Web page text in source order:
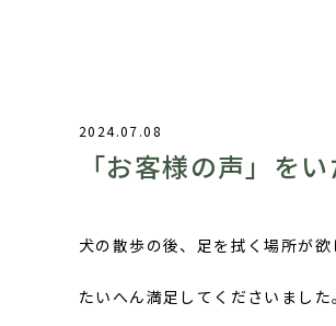
2024.07.08
「お客様の声」を
犬の散歩の後、足を拭く場所が
たいへん満足してくださいました